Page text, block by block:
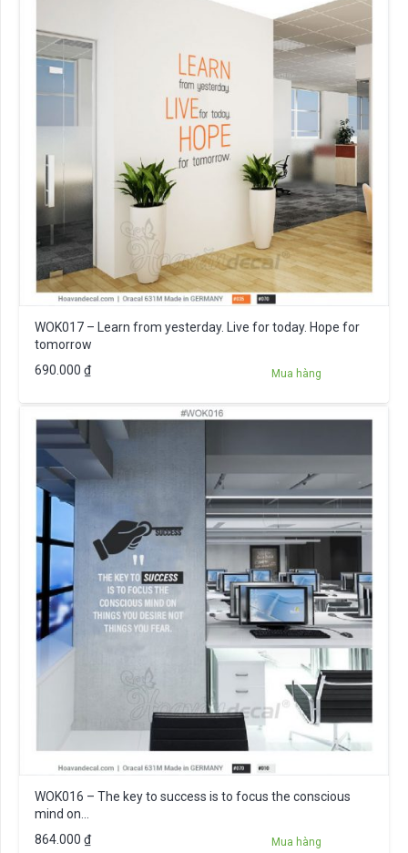
WOK017 – Learn from yesterday. Live for today. Hope for
tomorrow
690.000 ₫ Mua hàng
WOK016 – The key to success is to focus the conscious
mind on…
864.000 ₫ Mua hàng